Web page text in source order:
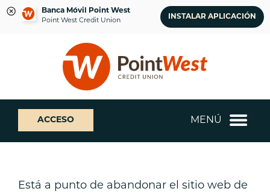
Banca Móvil Point West
Point West Credit Union
INSTALAR APLICACIÓN
sesión
banca
web
¿Qué
podemos
ayudarte
a
ACCESO MENÚ
Está a punto de abandonar el sitio web de